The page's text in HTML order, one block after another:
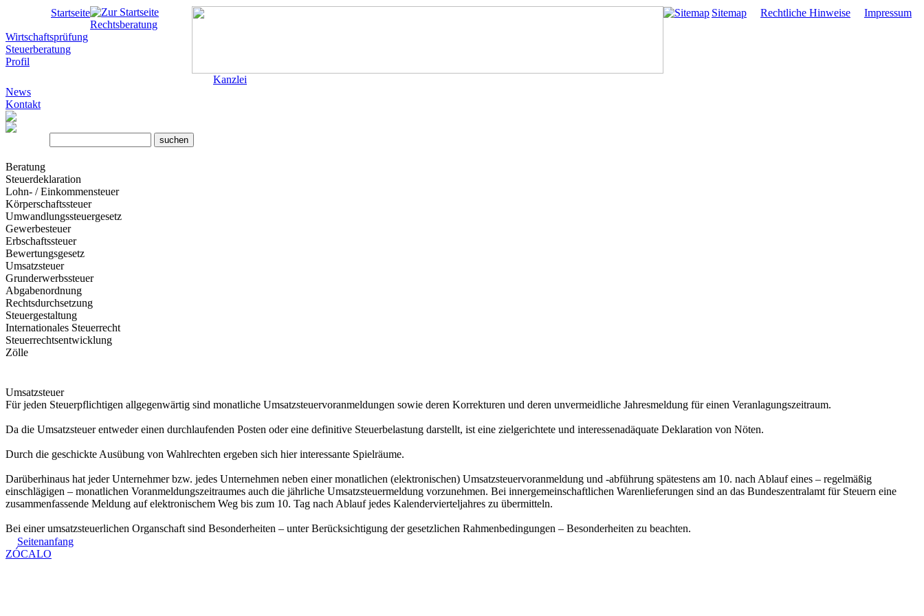
Startseite Impressum
Rechtliche Hinweise
Sitemap
Rechtsberatung
Wirtschaftsprüfung
Steuerberatung
Profil
Kanzlei
News
Kontakt
Beratung
Steuerdeklaration
Lohn- / Einkommensteuer
Körperschaftssteuer
Umwandlungssteuergesetz
Gewerbesteuer
Erbschaftssteuer
Bewertungsgesetz
Umsatzsteuer
Grunderwerbssteuer
Abgabenordnung
Rechtsdurchsetzung
Steuergestaltung
Internationales Steuerrecht
Steuerrechtsentwicklung
Zölle
Umsatzsteuer
Für jeden Steuerpflichtigen allgegenwärtig sind monatliche Umsatzsteuervoranmeldungen sowie deren Korrekturen und deren unvermeidliche Jahresmeldung für einen Veranlagungszeitraum.
Da die Umsatzsteuer entweder einen durchlaufenden Posten oder eine definitive Steuerbelastung darstellt, ist eine zielgerichtete und interessenadäquate Deklaration von Nöten.
Durch die geschickte Ausübung von Wahlrechten ergeben sich hier interessante Spielräume.
Darüberhinaus hat jeder Unternehmer bzw. jedes Unternehmen neben einer monatlichen (elektronischen) Umsatzsteuervoranmeldung und -abführung spätestens am 10. nach Ablauf eines – regelmäßig
einschlägigen – monatlichen Voranmeldungszeitraumes auch die jährliche Umsatzsteuermeldung vorzunehmen. Bei innergemeinschaftlichen Warenlieferungen sind an das Bundeszentralamt für Steuern eine
zusammenfassende Meldung auf elektronischem Weg bis zum 10. Tag nach Ablauf jedes Kalendervierteljahres zu übermitteln.
Bei einer umsatzsteuerlichen Organschaft sind Besonderheiten – unter Berücksichtigung der gesetzlichen Rahmenbedingungen – Besonderheiten zu beachten.
Seitenanfang
ZÓCALO